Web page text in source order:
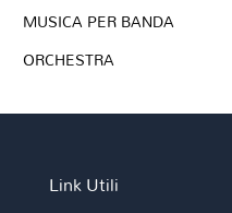
MUSICA PER BANDA
ORCHESTRA
Link Utili